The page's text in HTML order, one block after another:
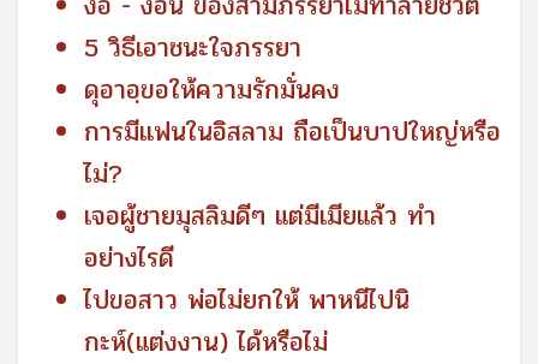
5 วิธีเอาชนะใจภรรยา
ดุอาอฺขอให้ความรักมั่นคง
การมีเเฟนในอิสลาม ถือเป็นบาปใหญ่หรือ
ไม่?
เจอผู้ชายมุสลิมดีๆ แต่มีเมียแล้ว ทำ
อย่างไรดี
ไปขอสาว พ่อไม่ยกให้ พาหนีไปนิ
กะห์(แต่งงาน) ได้หรือไม่